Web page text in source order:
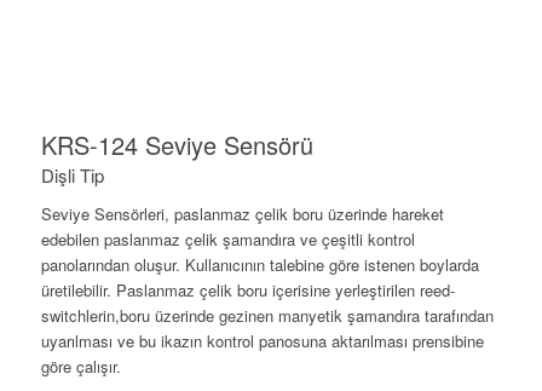
KRS-124 Seviye Sensörü
Dişli Tip
Seviye Sensörleri, paslanmaz çelik boru üzerinde hareket
edebilen paslanmaz çelik şamandıra ve çeşitli kontrol
panolarından oluşur. Kullanıcının talebine göre istenen boylarda
üretilebilir. Paslanmaz çelik boru içerisine yerleştirilen reed-
switchlerin,boru üzerinde gezinen manyetik şamandıra tarafından
uyarılması ve bu ikazın kontrol panosuna aktarılması prensibine
göre çalışır.